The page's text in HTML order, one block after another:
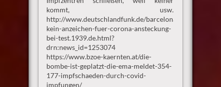
kommt, usw.
http://www.deutschlandfunk.de/barcelona-
kein-anzeichen-fuer-corona-ansteckung-
bei-test.1939.de.html?
drn:news_id=1253074
https://www.bzoe-kaernten.at/die-
bombe-ist-geplatzt-die-ema-meldet-354-
177-impfschaeden-durch-covid-
impfungen/